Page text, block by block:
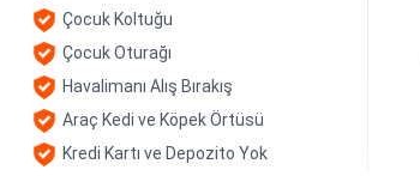
Çocuk Koltuğu
Çocuk Oturağı
Havalimanı Alış Bırakış
Araç Kedi ve Köpek Örtüsü
Kredi Kartı ve Depozito Yok